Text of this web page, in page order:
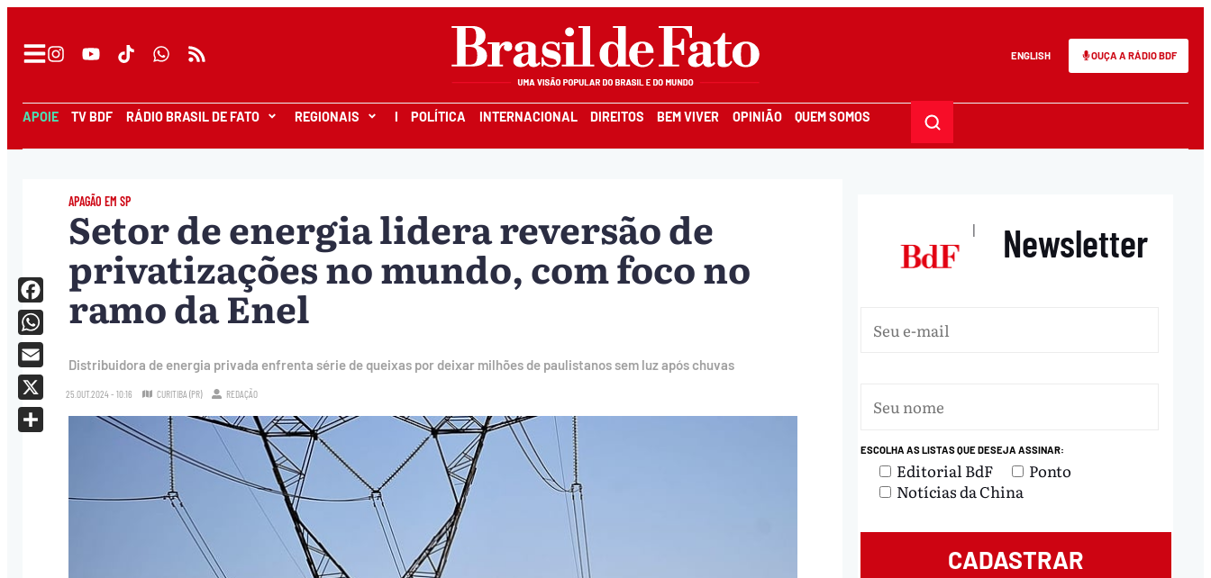
ENGLISH OUÇA A RÁDIO BDF
APOIE TV BDF RÁDIO BRASIL DE FATO REGIONAIS I POLÍTICA INTERNACIONAL DIREITOS BEM VIVER OPINIÃO QUEM SOMOS
APAGÃO EM SP
Setor de energia lidera reversão de
privatizações no mundo, com foco no
ramo da Enel
Distribuidora de energia privada enfrenta série de queixas por deixar milhões de paulistanos sem luz após chuvas
25.OUT.2024 - 10:16 CURITIBA (PR) REDAÇÃO
Facebook
WhatsApp
Email
X
| Newsletter
ESCOLHA AS LISTAS QUE DESEJA ASSINAR:
Editorial BdF
Ponto
Notícias da China